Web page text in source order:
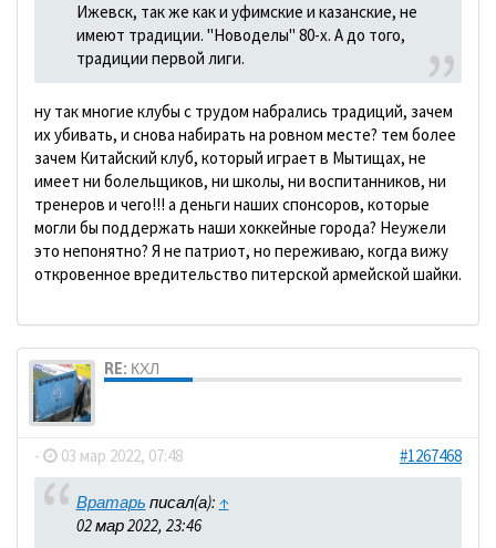
Ижевск, так же как и уфимские и казанские, не
имеют традиции. "Новоделы" 80-х. А до того,
традиции первой лиги.
ну так многие клубы с трудом набрались традиций, зачем
их убивать, и снова набирать на ровном месте? тем более
зачем Китайский клуб, который играет в Мытищах, не
имеет ни болельщиков, ни школы, ни воспитанников, ни
тренеров и чего!!! а деньги наших спонсоров, которые
могли бы поддержать наши хоккейные города? Неужели
это непонятно? Я не патриот, но переживаю, когда вижу
откровенное вредительство питерской армейской шайки.
RE: КХЛ
- 03 мар 2022, 07:48 #1267468
Вратарь писал(а): ↑
02 мар 2022, 23:46